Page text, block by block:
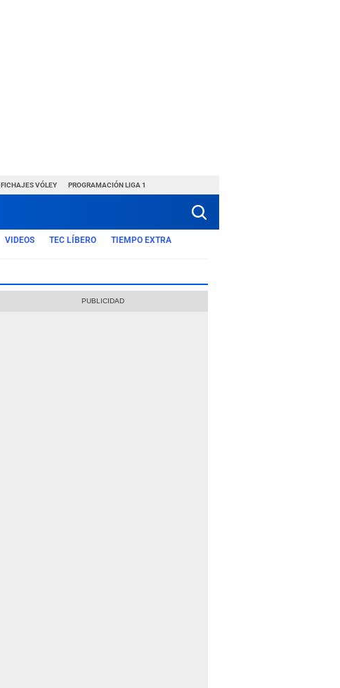
FICHAJES VÓLEY PROGRAMACIÓN LIGA 1
VIDEOS TEC LÍBERO TIEMPO EXTRA